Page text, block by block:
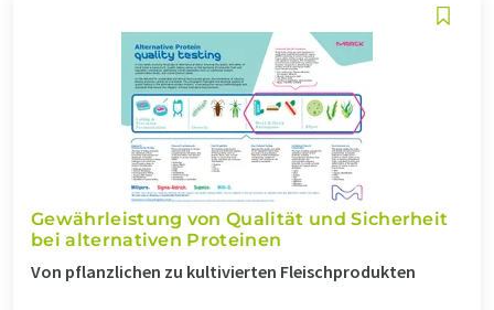
Gewährleistung von Qualität und Sicherheit
bei alternativen Proteinen
Von pflanzlichen zu kultivierten Fleischprodukten